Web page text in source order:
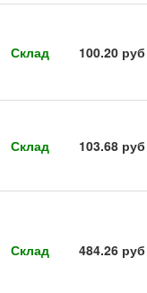
Склад 100.20 руб
Склад 103.68 руб
Склад 484.26 руб